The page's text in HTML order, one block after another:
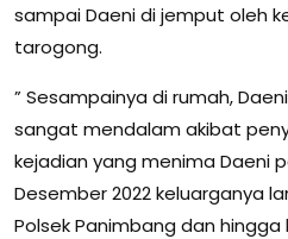
sampai Daeni di jemput oleh
tarogong.
” Sesampainya di rumah,
sangat mendalam akibat
kejadian yang menima Daeni
Desember 2022 keluarganya
Polsek Panimbang dan